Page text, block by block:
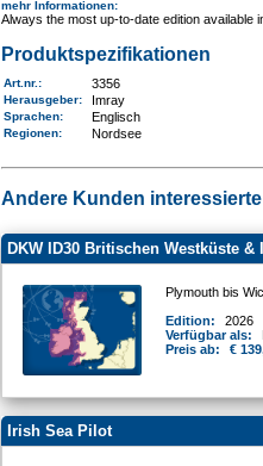
mehr Informationen:
Always the most up-to-date edition
Produktspezifikationen
Art.nr. : 3356
Herausgeber: Imray
Sprachen: Englisch
Regionen: Nordsee
Andere Kunden
DKW ID30 Britischen Westküste &
Plymouth bis
Edition:
2026
Verfügbar als:
Preis ab:
€
Irish Sea Pilot